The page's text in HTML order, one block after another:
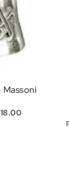
Massoni
originale
18.00Il prezzo